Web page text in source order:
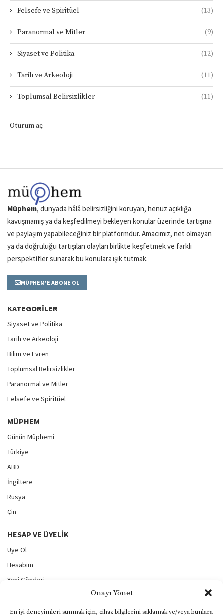
Onayı Yönet
En iyi deneyimleri sunmak için, cihaz bilgilerini saklamak ve/veya bunlara
Felsefe ve Spiritüel (13)
Paranormal ve Mitler (9)
Siyaset ve Politika (12)
Tarih ve Arkeoloji (11)
Toplumsal Belirsizlikler (11)
Oturum aç
Müphem, dünyada hâlâ belirsizliğini koruyan, henüz açıklığa
kavuşmamış ya da keşfedilmeyi bekleyen konular üzerinde tartışma
ve paylaşım yapabileceğiniz bir platformdur. Amacımız, net olmayan
ya da doğruluğu tartışılan olayları birlikte keşfetmek ve farklı
perspektifler sunarak bu konulara ışık tutmak.
MÜPHEM'E ABONE OL
KATEGORILER
Siyaset ve Politika
Tarih ve Arkeoloji
Bilim ve Evren
Toplumsal Belirsizlikler
Paranormal ve Mitler
Felsefe ve Spiritüel
MÜPHEM
Günün Müphemi
Türkiye
ABD
İngiltere
Rusya
Çin
HESAP VE ÜYELIK
Üye Ol
Hesabım
Yeni Gönderi
Şifremi Unuttum